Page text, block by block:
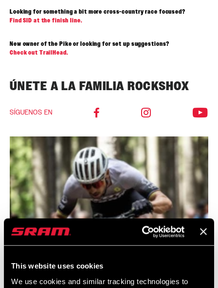
This website uses cookies
We use cookies and similar tracking technologies to
Looking for something a bit more cross-country race focused?
Find SID at the finish line.
New owner of the Pike or looking for set up suggestions?
Check out TrailHead.
ÚNETE A LA FAMILIA ROCKSHOX
SÍGUENOS EN